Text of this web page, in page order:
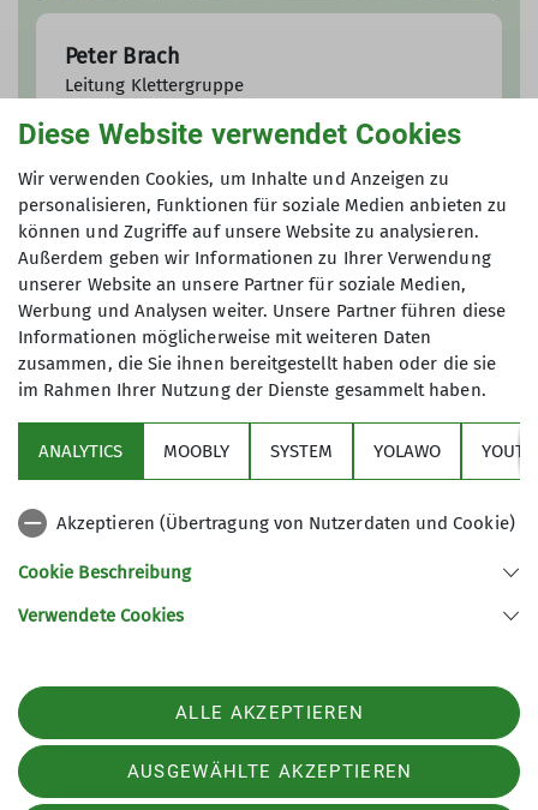
Peter Brach
Leitung Klettergruppe
peter.brach@dav-duisburg.de
Sektion
Service
Sektion Duisburg des Deutschen Alpenvereins e.V.
Telefon +49203428120
Diese Website verwendet Cookies
Wir verwenden Cookies, um Inhalte und Anzeigen zu
personalisieren, Funktionen für soziale Medien anbieten zu
können und Zugriffe auf unsere Website zu analysieren.
Außerdem geben wir Informationen zu Ihrer Verwendung
unserer Website an unsere Partner für soziale Medien,
Werbung und Analysen weiter. Unsere Partner führen diese
Informationen möglicherweise mit weiteren Daten
zusammen, die Sie ihnen bereitgestellt haben oder die sie
im Rahmen Ihrer Nutzung der Dienste gesammelt haben.
ANALYTICS MOOBLY SYSTEM YOLAWO
Akzeptieren (Übertragung von Nutzerdaten und Cookie)
Cookie Beschreibung
Verwendete Cookies
ALLE AKZEPTIEREN
AUSGEWÄHLTE AKZEPTIEREN